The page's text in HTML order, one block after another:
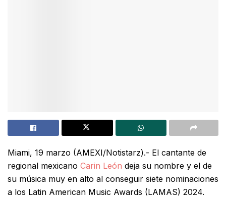
Miami, 19 marzo (AMEXI/Notistarz).- El cantante de
regional mexicano Carin León deja su nombre y el de
su música muy en alto al conseguir siete nominaciones
a los Latin American Music Awards (LAMAS) 2024.